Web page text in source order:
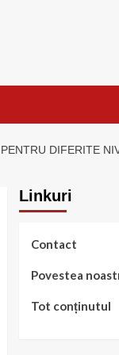
DIFERITE
Linkuri
Contact
Povestea
Tot conținutul